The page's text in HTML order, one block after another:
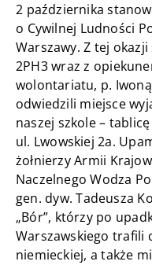
2 października
o Cywilnej Ludności
Warszawy. Z tej okazji
2PH3 wraz z
wolontariatu, p.
odwiedzili miejsce
naszej szkole –
ul. Lwowskiej 2a.
żołnierzy Armii
Naczelnego Wodza
gen. dyw. Tadeusza
„Bór”, którzy po
Warszawskiego trafili
niemieckiej, a także